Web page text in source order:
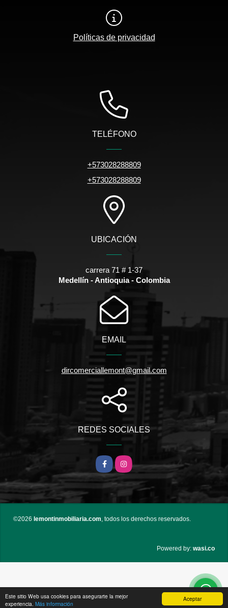
Aceptar
Este sitio Web usa cookies para asegurarte la mejor
experiencia. Más información
Políticas de privacidad
TELÉFONO
+573028288809
+573028288809
UBICACIÓN
carrera 71 # 1-37
Medellín - Antioquia - Colombia
EMAIL
dircomerciallemont@gmail.com
REDES SOCIALES
Facebook
Instagram
©2026 lemontinmobiliaria.com, todos los derechos reservados.
Powered by: wasi.co